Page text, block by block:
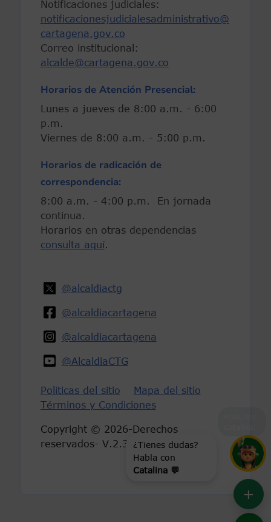
+
¿Tienes dudas?
Habla con
Catalina 💬
Notificaciones judiciales:
notificacionesjudicialesadministrativo@
cartagena.gov.co
Correo institucional:
alcalde@cartagena.gov.co
Horarios de Atención Presencial:
Lunes a jueves de 8:00 a.m. - 6:00
p.m.
Viernes de 8:00 a.m. - 5:00 p.m.
Horarios de radicación de
correspondencia:
8:00 a.m. - 4:00 p.m. En jornada
continua.
Horarios en otras dependencias
consulta aquí.
@alcaldiactg
@alcaldiacartagena
@alcaldiacartagena
@AlcaldiaCTG
Políticas del sitio
Mapa del sitio
Términos y Condiciones
Copyright © 2026-Derechos
reservados- V.2.3